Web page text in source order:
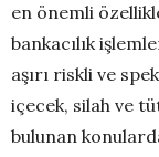
en önemli
bankacılık
aşırı riskli ve
içecek, silah ve
bulunan